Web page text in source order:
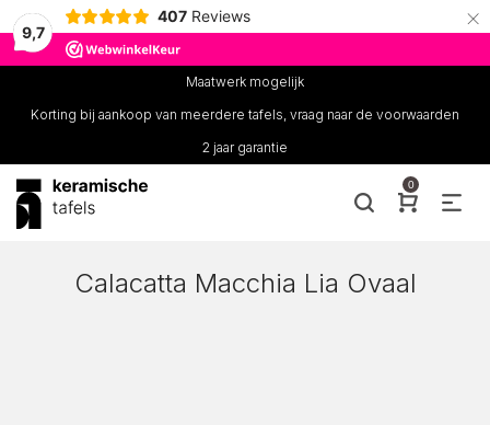
9,7
407 Reviews ×
Maatwerk mogelijk
Korting bij aankoop van meerdere tafels, vraag naar de voorwaarden
2 jaar garantie
0
Calacatta Macchia Lia Ovaal